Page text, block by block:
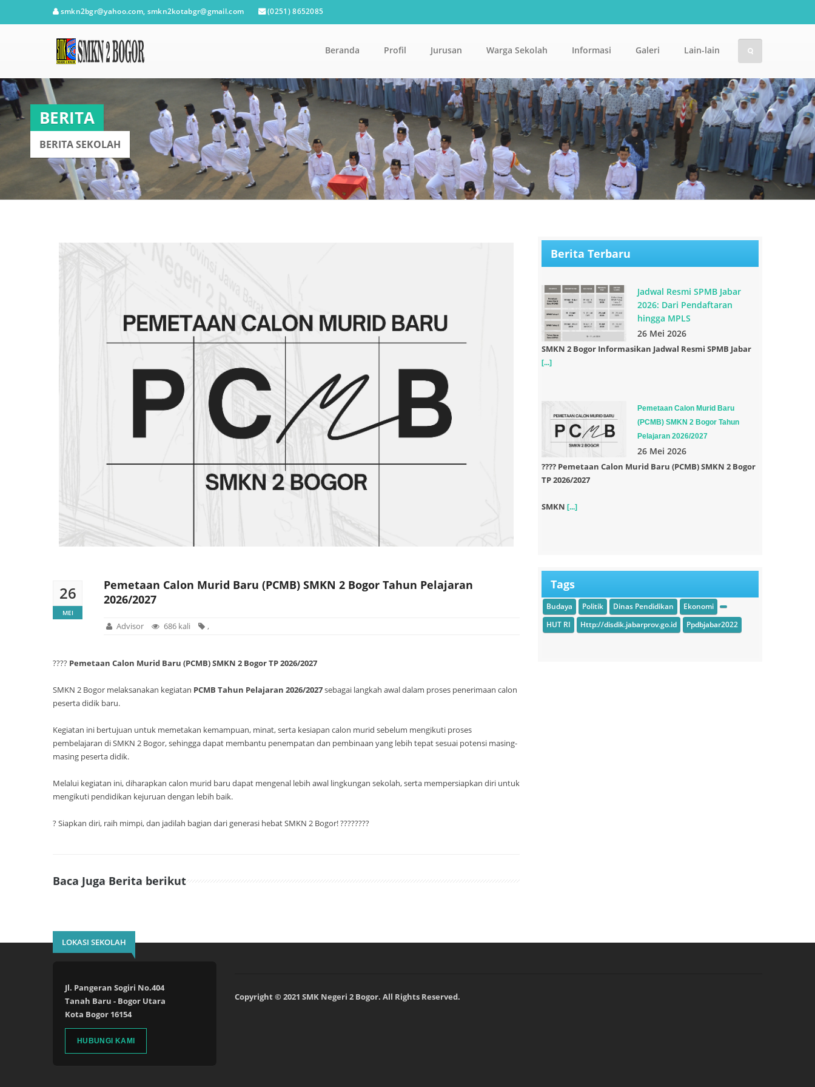
smkn2bgr@yahoo.com, smkn2kotabgr@gmail.com (0251) 8652085
Beranda Profil Jurusan Warga Sekolah Informasi Galeri Lain-lain
BERITA
BERITA SEKOLAH
26
MEI
Pemetaan Calon Murid Baru (PCMB) SMKN 2 Bogor Tahun Pelajaran
2026/2027
Advisor 686 kali ,
???? Pemetaan Calon Murid Baru (PCMB) SMKN 2 Bogor TP 2026/2027
SMKN 2 Bogor melaksanakan kegiatan PCMB Tahun Pelajaran 2026/2027sebagai langkah awal dalam proses penerimaan calon
peserta didik baru.
Kegiatan ini bertujuan untuk memetakan kemampuan, minat, serta kesiapan calon murid sebelum mengikuti proses
pembelajaran di SMKN 2 Bogor, sehingga dapat membantu penempatan dan pembinaan yang lebih tepat sesuai potensi masing-
masing peserta didik.
Melalui kegiatan ini, diharapkan calon murid baru dapat mengenal lebih awal lingkungan sekolah, serta mempersiapkan diri untuk
mengikuti pendidikan kejuruan dengan lebih baik.
? Siapkan diri, raih mimpi, dan jadilah bagian dari generasi hebat SMKN 2 Bogor! ????????
Baca Juga Berita berikut
Berita Terbaru
Jadwal Resmi SPMB Jabar
2026: Dari Pendaftaran
hingga MPLS
26 Mei 2026
SMKN 2 Bogor Informasikan Jadwal Resmi SPMB Jabar
[...]
Pemetaan Calon Murid Baru
(PCMB) SMKN 2 Bogor Tahun
Pelajaran 2026/2027
26 Mei 2026
???? Pemetaan Calon Murid Baru (PCMB) SMKN 2 Bogor
TP 2026/2027
SMKN [...]
Tags
Budaya Politik Dinas Pendidikan
Ekonomi
HUT RI
Http://disdik.jabarprov.go.id Ppdbjabar2022
LOKASI SEKOLAH
Jl. Pangeran Sogiri No.404
Tanah Baru - Bogor Utara
Kota Bogor 16154
HUBUNGI KAMI
Copyright © 2021 SMK Negeri 2 Bogor. All Rights Reserved.